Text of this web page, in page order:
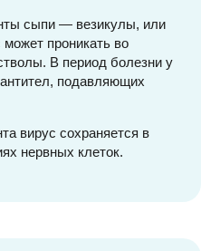
сыпи — везикулы, или
проникать во
В период болезни у
подавляющих
вирус сохраняется в
нервных клеток.